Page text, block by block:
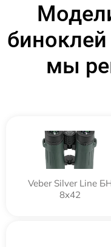
мы
Veber Silver Line
8x42